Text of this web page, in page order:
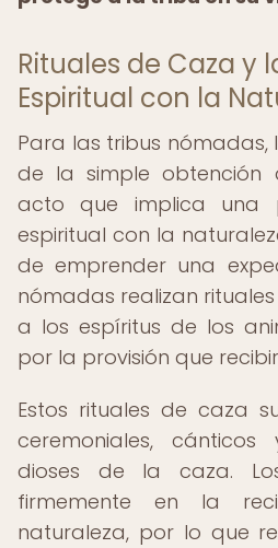
Rituales de Caza y
Espiritual con la
Para las tribus
de la simple obtención
acto que implica una
espiritual con la
de emprender una
nómadas realizan
a los espíritus de los
por la provisión que
Estos rituales de caza
ceremoniales,
dioses de la caza.
firmemente en la
naturaleza, por lo que